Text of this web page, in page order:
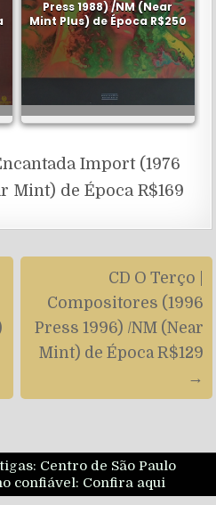
Press 1988) /NM (Near
Mint Plus) de Época R$250
CD O Terço |
Compositores (1996
Press 1996) /NM (Near
Mint) de Época R$129
→
Centro de São Paulo
confiável: Confira aqui